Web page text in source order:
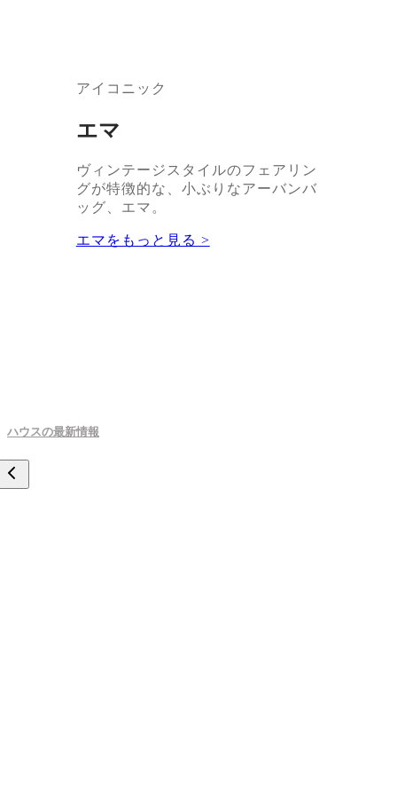
アイコニック
エマ
ヴィンテージスタイルのフェアリン
グが特徴的な、小ぶりなアーバンバ
ッグ、エマ。
エマをもっと見る >
ハウスの最新情報